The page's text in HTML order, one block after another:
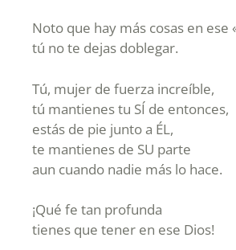
Noto que hay más cosas en ese
tú no te dejas doblegar.
Tú, mujer de fuerza increíble,
tú mantienes tu SÍ de entonces,
estás de pie junto a ÉL,
te mantienes de SU parte
aun cuando nadie más lo hace.
¡Qué fe tan profunda
tienes que tener en ese Dios!